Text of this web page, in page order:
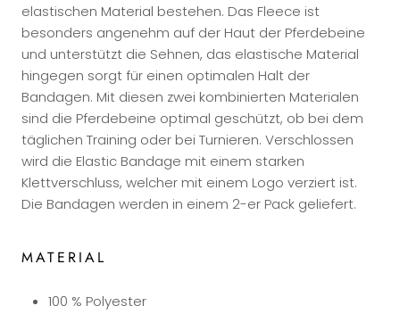
elastischen Material bestehen. Das Fleece ist
besonders angenehm auf der Haut der Pferdebeine
und unterstützt die Sehnen, das elastische Material
hingegen sorgt für einen optimalen Halt der
Bandagen. Mit diesen zwei kombinierten Materialen
sind die Pferdebeine optimal geschützt, ob bei dem
täglichen Training oder bei Turnieren. Verschlossen
wird die Elastic Bandage mit einem starken
Klettverschluss, welcher mit einem Logo verziert ist.
Die Bandagen werden in einem 2-er Pack geliefert.
MATERIAL
100 % Polyester